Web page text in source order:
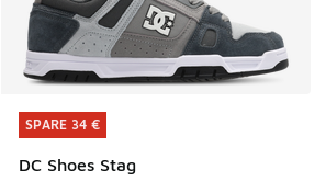
SPARE 34 €
DC Shoes Stag
SPARE 34 €